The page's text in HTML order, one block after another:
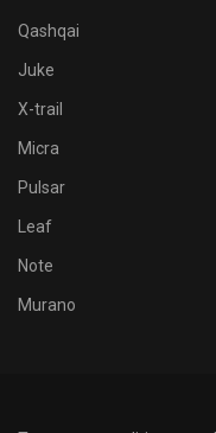
Qashqai
Juke
X-trail
Micra
Pulsar
Leaf
Note
Murano